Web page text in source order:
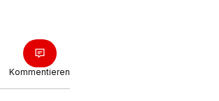
Kommentieren